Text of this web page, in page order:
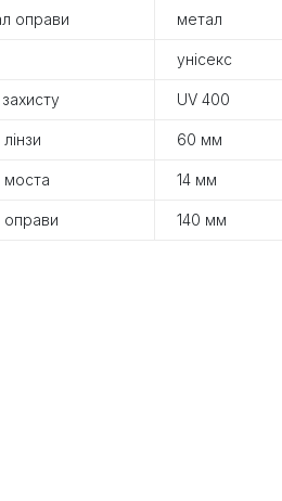
оправи метал
унісекс
UV 400
60 мм
14 мм
140 мм